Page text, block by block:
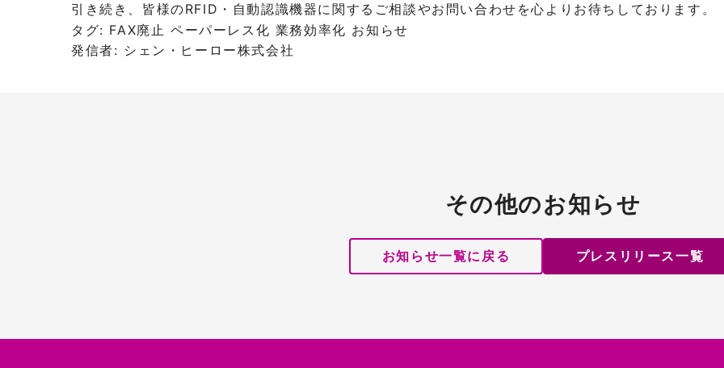
引き続き、皆様のRFID・自動認識機器に関するご相談やお問い合わせを心よりお待ちしております。
タグ: FAX廃止 ペーパーレス化 業務効率化 お知らせ
発信者: シェン・ヒーロー株式会社
その他のお知らせ
お知らせ一覧に戻る プレスリリース一覧